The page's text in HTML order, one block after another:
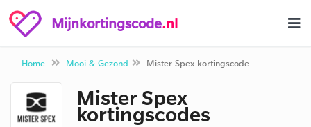
Mijnkortingscode.nl
Home Mooi & Gezond Mister Spex kortingscode
Mister Spex
kortingscodes